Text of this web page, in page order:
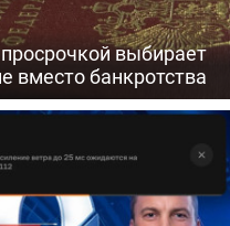
выбирает
вместо банкротства